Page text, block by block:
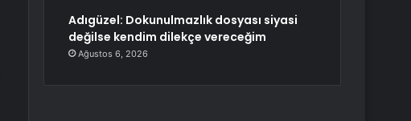
Adıgüzel: Dokunulmazlık dosyası siyasi
değilse kendim dilekçe vereceğim
Ağustos 6, 2026